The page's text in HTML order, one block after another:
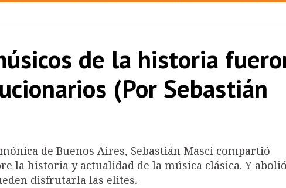
de la historia
(Por Sebastián
de Buenos Aires, Sebastián Masci compartió
la historia y actualidad de la música clásica. Y
disfrutarla las elites.